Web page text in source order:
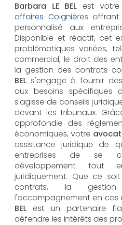
Barbara LE BEL est votre
affaires Coignières
personnalisé aux
Disponible et réactif, cet
problématiques variées,
commercial, le droit des
la gestion des contrats
BEL s'engage à fournir
aux besoins spécifiques
s'agisse de conseils
devant les tribunaux.
approfondie des
économiques, votre
assistance juridique de
entreprises de se
développement tout
juridiquement. Que ce
contrats, la
l'accompagnement en cas
BEL​​​​​​​ est un partenaire
défendre les intérêts des